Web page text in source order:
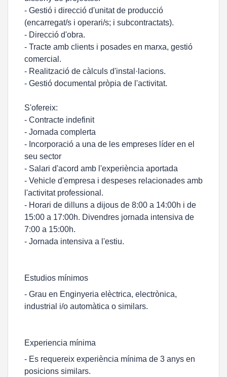
- Gestió i direcció d'unitat de producció
(encarregat/s i operari/s; i subcontractats).
- Direcció d'obra.
- Tracte amb clients i posades en marxa, gestió
comercial.
- Realització de càlculs d'instal·lacions.
- Gestió documental pròpia de l'activitat.
S'ofereix:
- Contracte indefinit
- Jornada complerta
- Incorporació a una de les empreses líder en el
seu sector
- Salari d'acord amb l'experiència aportada
- Vehicle d'empresa i despeses relacionades amb
l'activitat professional.
- Horari de dilluns a dijous de 8:00 a 14:00h i de
15:00 a 17:00h. Divendres jornada intensiva de
7:00 a 15:00h.
- Jornada intensiva a l'estiu.
Estudios mínimos
- Grau en Enginyeria elèctrica, electrònica,
industrial i/o automàtica o similars.
Experiencia mínima
- Es requereix experiència mínima de 3 anys en
posicions similars.